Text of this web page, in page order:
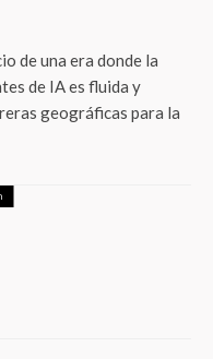
de una era donde la
de IA es fluida y
geográficas para la